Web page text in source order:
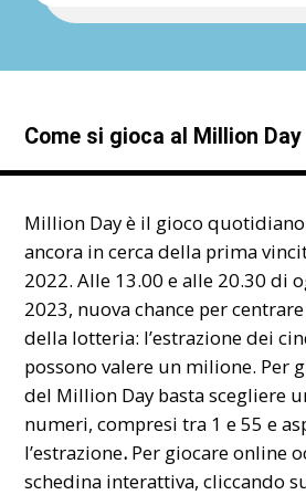
Come si gioca al Million Day
Million Day è il gioco
ancora in cerca della prima
2022. Alle 13.00 e alle 20.30 di
2023, nuova chance per
della lotteria: l’estrazione dei
possono valere un milione. Per
del Million Day basta scegliere
numeri, compresi tra 1 e 55 e
l’estrazione. Per giocare online
schedina interattiva, cliccando